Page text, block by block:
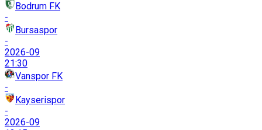
Bodrum FK
-
Bursaspor
-
2026-09
21:30
Vanspor FK
-
Kayserispor
-
2026-09